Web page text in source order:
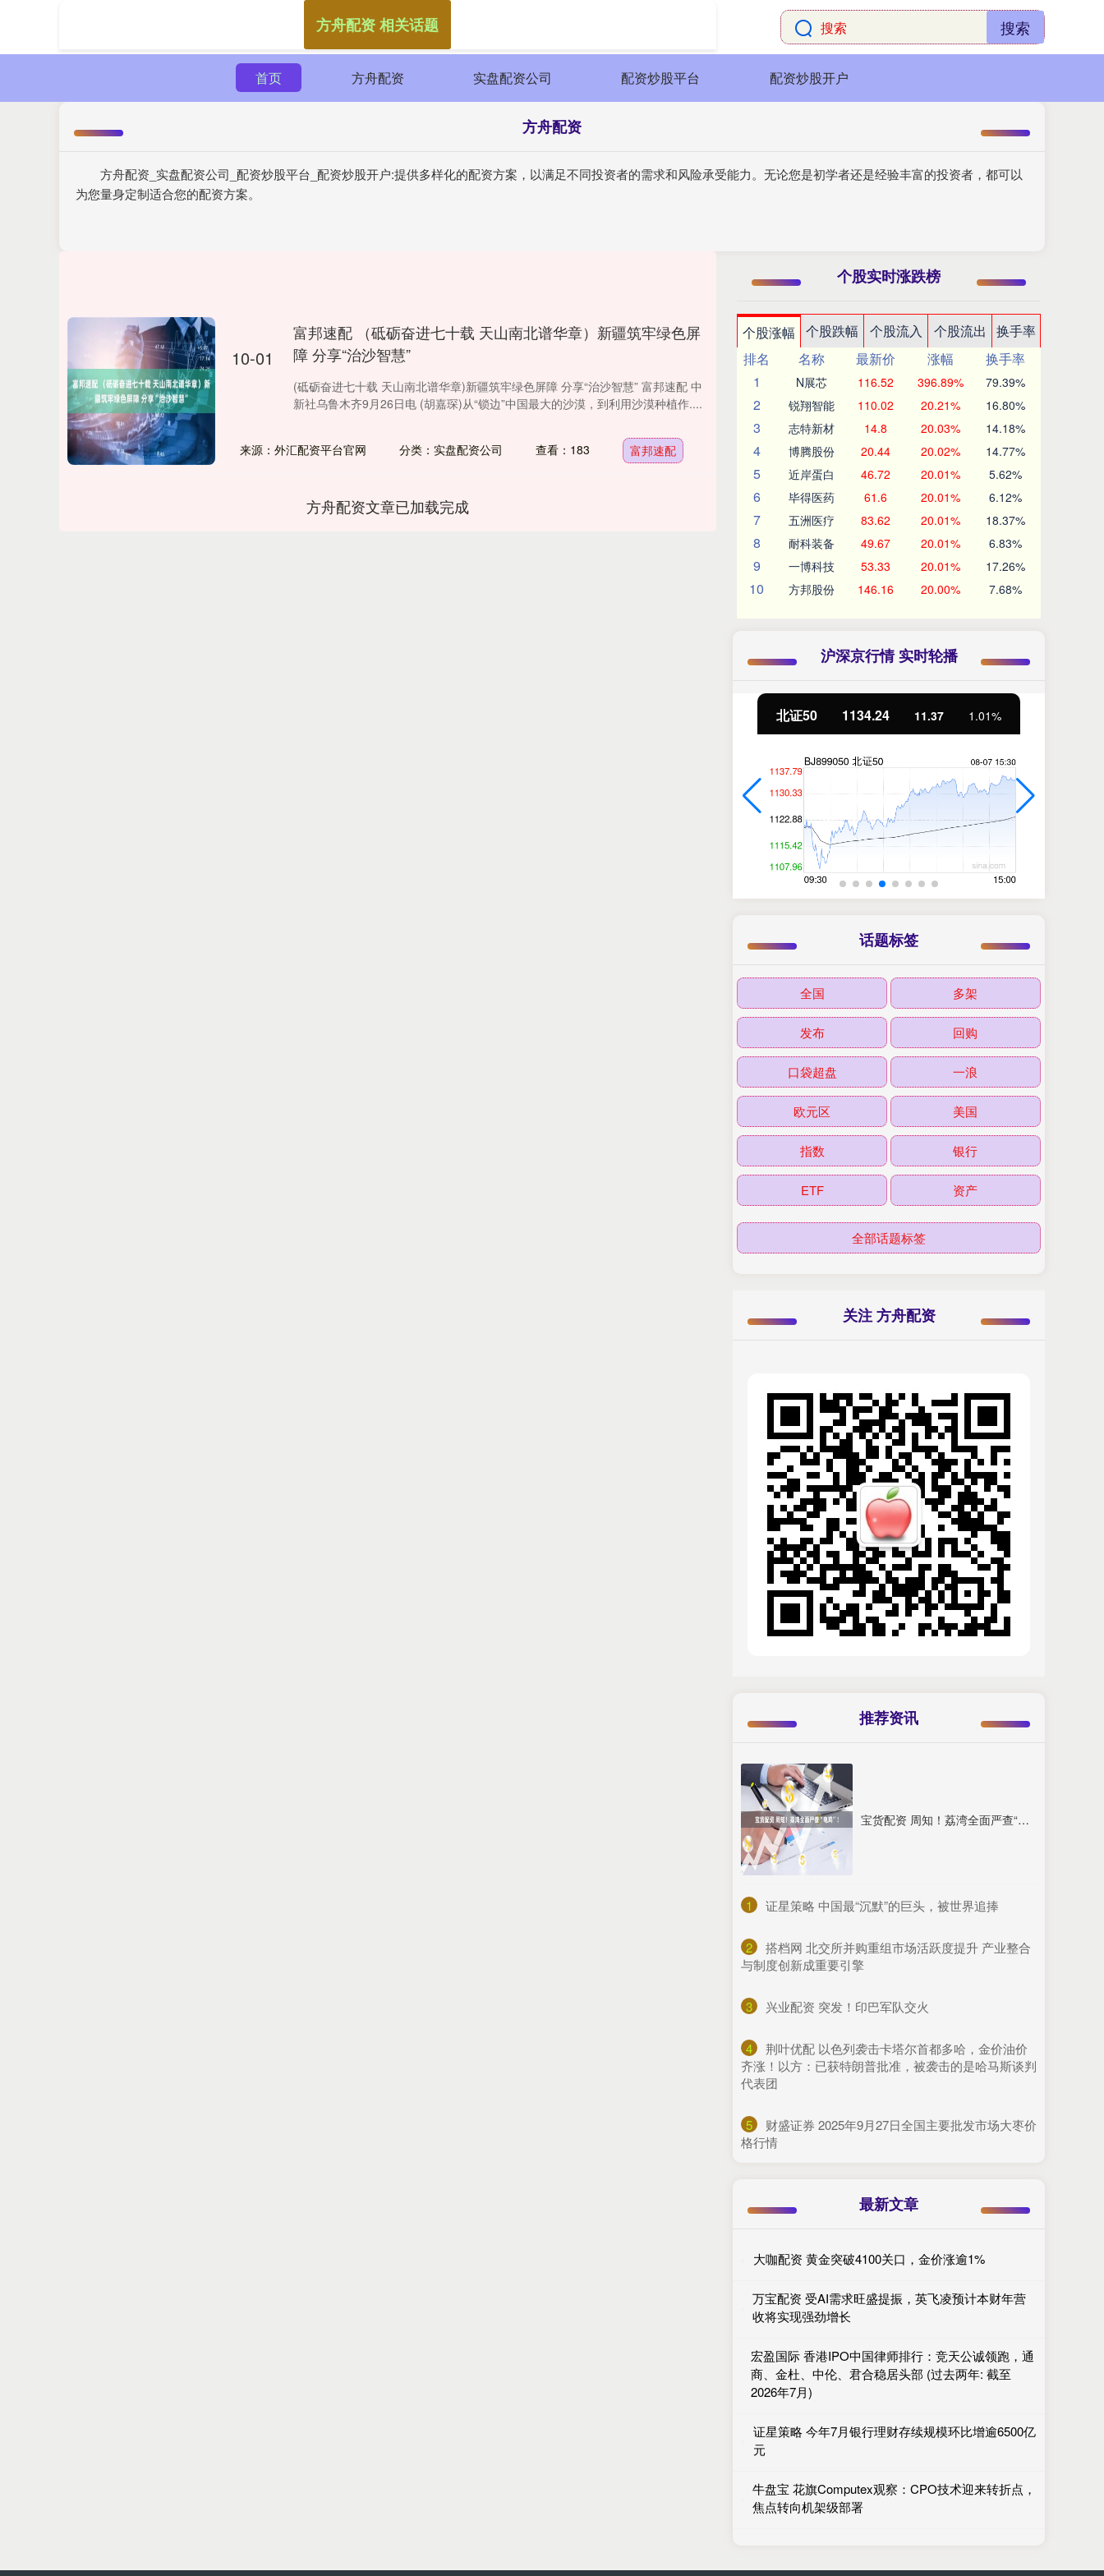
搜索
首页 方舟配资 实盘配资公司 配资炒股平台 配资炒股开户
方舟配资
方舟配资_实盘配资公司_配资炒股平台_配资炒股开户:提供多样化的配资方案，以满足不同投资者的需求和风险承受能力。无论您是初学者还是经验丰富的投资者，都可以
为您量身定制适合您的配资方案。
方舟配资 相关话题
10-01
富邦速配 （砥砺奋进七十载 天山南北谱华章）新疆筑牢绿色屏
障 分享“治沙智慧”
(砥砺奋进七十载 天山南北谱华章)新疆筑牢绿色屏障 分享“治沙智慧” 富邦速配 中
新社乌鲁木齐9月26日电 (胡嘉琛)从“锁边”中国最大的沙漠，到利用沙漠种植作....
来源：外汇配资平台官网 分类：实盘配资公司 查看：183 富邦速配
方舟配资文章已加载完成
个股实时涨跌榜
个股涨幅 个股跌幅 个股流入 个股流出
换手率
排名
名称 最新价 涨幅
换手率
1
N展芯 116.52 396.89% 79.39%
2 锐翔智能 110.02 20.21% 16.80%
3 志特新材 14.8 20.03% 14.18%
4 博腾股份 20.44 20.02% 14.77%
5 近岸蛋白 46.72 20.01% 5.62%
6 毕得医药 61.6 20.01% 6.12%
7 五洲医疗 83.62 20.01% 18.37%
8 耐科装备 49.67 20.01% 6.83%
9 一博科技 53.33 20.01% 17.26%
10 方邦股份 146.16 20.00% 7.68%
沪深京行情 实时轮播
北证50 1134.24 11.37 1.01%
话题标签
全国 多架
发布 回购
口袋超盘 一浪
欧元区 美国
指数 银行
ETF 资产
全部话题标签
关注 方舟配资
推荐资讯
宝货配资 周知！荔湾全面严查“电鸡”！
1 ​证星策略 中国最“沉默”的巨头，被世界追捧
2
​搭档网 北交所并购重组市场活跃度提升 产业整合
与制度创新成重要引擎
3 ​兴业配资 突发！印巴军队交火
4
​荆叶优配 以色列袭击卡塔尔首都多哈，金价油价
齐涨！以方：已获特朗普批准，被袭击的是哈马斯谈判
代表团
5
​财盛证券 2025年9月27日全国主要批发市场大枣价
格行情
最新文章
大咖配资 黄金突破4100关口，金价涨逾1%
万宝配资 受AI需求旺盛提振，英飞凌预计本财年营
收将实现强劲增长
宏盈国际 香港IPO中国律师排行：竞天公诚领跑，通
商、金杜、中伦、君合稳居头部 (过去两年: 截至
2026年7月)
证星策略 今年7月银行理财存续规模环比增逾6500亿
元
牛盘宝 花旗Computex观察：CPO技术迎来转折点，
焦点转向机架级部署